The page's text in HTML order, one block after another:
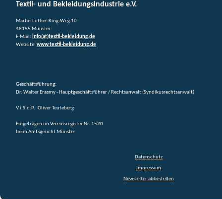
Textil- und Bekleidungsindustrie e.V.
Martin-Luther-King-Weg 10
48155 Münster
E-Mail: info(at)textil-bekleidung.de
Website: www.textil-bekleidung.de
Geschäftsführung:
Dr. Walter Erasmy - Hauptgeschäftsführer / Rechtsanwalt (Syndikusrechtsanwalt)
V.i.S.d.P.: Oliver Teuteberg
Eingetragen im Vereinsregister Nr. 1520
beim Amtsgericht Münster
Datenschutz
Impressum
Newsletter abbestellen